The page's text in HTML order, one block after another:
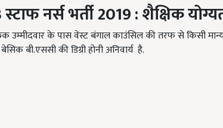
स्टाफ नर्स भर्ती 2019:शैक्षिक
के पास वेस्ट बंगाल काउंसिल की तरफ से किसी मान्य
बी.एससी की डिग्री होनी अनिवार्य है.